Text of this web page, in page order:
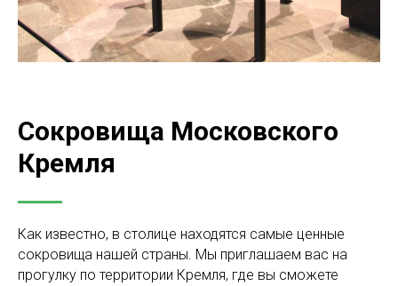
Сокровища Московского
Кремля
Как известно, в столице находятся самые ценные
сокровища нашей страны. Мы приглашаем вас на
прогулку по территории Кремля, где вы сможете